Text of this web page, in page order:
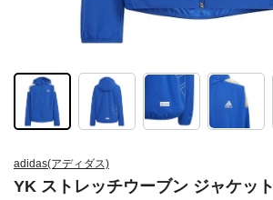
adidas(アディダス)
YK ストレッチウーブン ジャケット